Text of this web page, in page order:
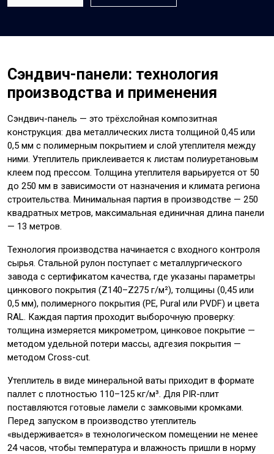
Сэндвич-панели: технология
производства и применения
Сэндвич-панель — это трёхслойная композитная
конструкция: два металлических листа толщиной 0,45 или
0,5 мм с полимерным покрытием и слой утеплителя между
ними. Утеплитель приклеивается к листам полиуретановым
клеем под прессом. Толщина утеплителя варьируется от 50
до 250 мм в зависимости от назначения и климата региона
строительства. Минимальная партия в производстве — 250
квадратных метров, максимальная единичная длина панели
— 13 метров.
Технология производства начинается с входного контроля
сырья. Стальной рулон поступает с металлургического
завода с сертификатом качества, где указаны параметры
цинкового покрытия (Z140–Z275 г/м²), толщины (0,45 или
0,5 мм), полимерного покрытия (PE, Pural или PVDF) и цвета
RAL. Каждая партия проходит выборочную проверку:
толщина измеряется микрометром, цинковое покрытие —
методом удельной потери массы, адгезия покрытия —
методом Cross-cut.
Утеплитель в виде минеральной ваты приходит в формате
паллет с плотностью 110–125 кг/м³. Для PIR-плит
поставляются готовые ламели с замковыми кромками.
Перед запуском в производство утеплитель
«выдерживается» в технологическом помещении не менее
24 часов, чтобы температура и влажность пришли в норму